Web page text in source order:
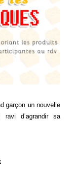
garçon un nouvelle
d’agrandir sa